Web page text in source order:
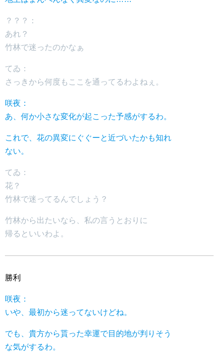
？？？：
あれ？
竹林で迷ったのかなぁ
てゐ：
さっきから何度もここを通ってるわよねぇ。
咲夜：
あ、何か小さな変化が起こった予感がするわ。
これで、花の異変にぐぐーと近づいたかも知れ
ない。
てゐ：
花？
竹林で迷ってるんでしょう？
竹林から出たいなら、私の言うとおりに
帰るといいわよ。
勝利
咲夜：
いや、最初から迷ってないけどね。
でも、貴方から貰った幸運で目的地が判りそう
な気がするわ。